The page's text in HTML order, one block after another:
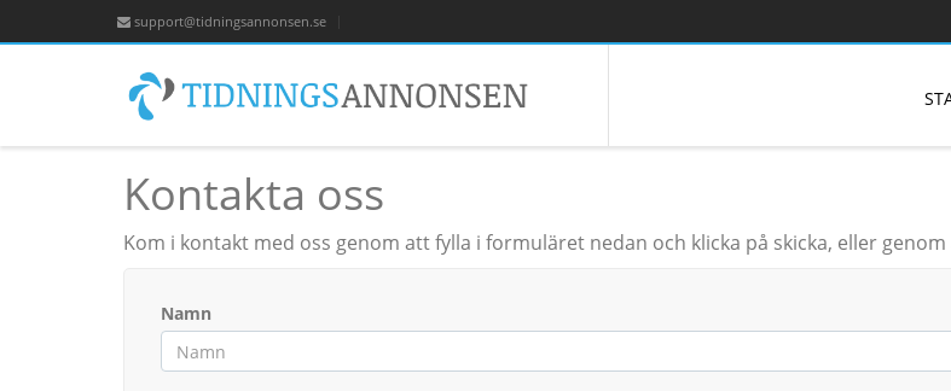
support@tidningsannonsen.se
Kontakta oss
Kom i kontakt med oss genom att fylla i formuläret nedan och klicka på skicka, eller
Namn